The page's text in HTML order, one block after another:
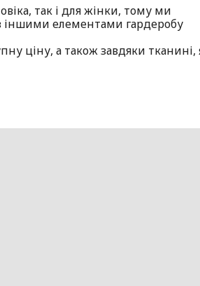
так і для жінки, тому ми
іншими елементами гардеробу
ціну, а також завдяки тканині,